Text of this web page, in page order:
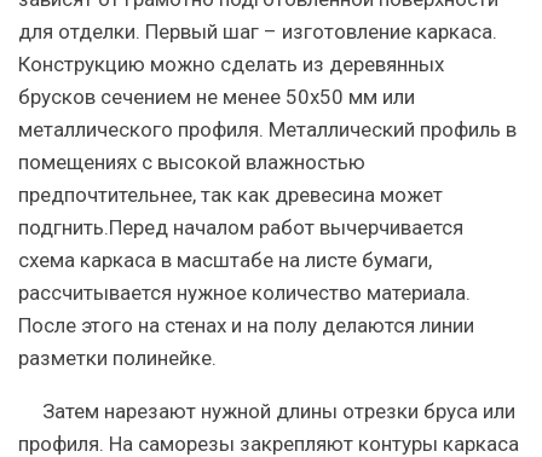
для отделки. Первый шаг – изготовление каркаса.
Конструкцию можно сделать из деревянных
брусков сечением не менее 50х50 мм или
металлического профиля. Металлический профиль в
помещениях с высокой влажностью
предпочтительнее, так как древесина может
подгнить.Перед началом работ вычерчивается
схема каркаса в масштабе на листе бумаги,
рассчитывается нужное количество материала.
После этого на стенах и на полу делаются линии
разметки полинейке.
Затем нарезают нужной длины отрезки бруса или
профиля. На саморезы закрепляют контуры каркаса